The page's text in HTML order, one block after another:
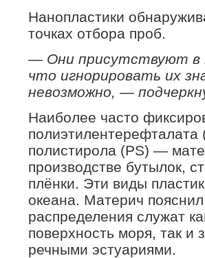
Нанопластики
точках отбора проб.
— Они присутствуют в
что игнорировать их
невозможно, —
Наиболее часто
полистирола (PS) —
производстве бутылок,
плёнки. Эти виды
океана. Материч
распределения служат
поверхность моря, так и
речными эстуариями.